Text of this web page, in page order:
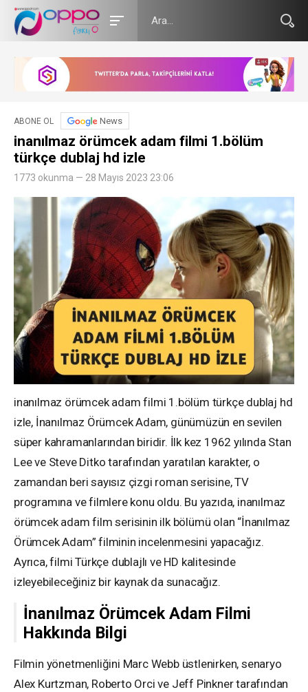
ABONE OL News
inanılmaz örümcek adam filmi 1.bölüm
türkçe dublaj hd izle
1773 okunma — 28 Mayıs 2023 23:06
inanılmaz örümcek adam filmi 1.bölüm türkçe dublaj hd
izle, İnanılmaz Örümcek Adam, günümüzün en sevilen
süper kahramanlarından biridir. İlk kez 1962 yılında Stan
Lee ve Steve Ditko tarafından yaratılan karakter, o
zamandan beri sayısız çizgi roman serisine, TV
programına ve filmlere konu oldu. Bu yazıda, inanılmaz
örümcek adam film serisinin ilk bölümü olan “İnanılmaz
Örümcek Adam” filminin incelenmesini yapacağız.
Ayrıca, filmi Türkçe dublajlı ve HD kalitesinde
izleyebileceğiniz bir kaynak da sunacağız.
İnanılmaz Örümcek Adam Filmi
Hakkında Bilgi
Filmin yönetmenliğini Marc Webb üstlenirken, senaryo
Alex Kurtzman, Roberto Orci ve Jeff Pinkner tarafından